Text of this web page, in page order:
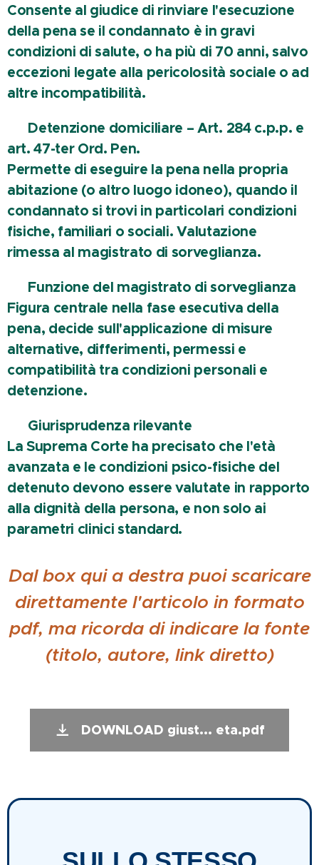
Consente al giudice di rinviare l'esecuzione
della pena se il condannato è in gravi
condizioni di salute, o ha più di 70 anni, salvo
eccezioni legate alla pericolosità sociale o ad
altre incompatibilità.
🔹 Detenzione domiciliare – Art. 284 c.p.p. e
art. 47-ter Ord. Pen.
Permette di eseguire la pena nella propria
abitazione (o altro luogo idoneo), quando il
condannato si trovi in particolari condizioni
fisiche, familiari o sociali. Valutazione
rimessa al magistrato di sorveglianza.
🔹 Funzione del magistrato di sorveglianza
Figura centrale nella fase esecutiva della
pena, decide sull'applicazione di misure
alternative, differimenti, permessi e
compatibilità tra condizioni personali e
detenzione.
🔹 Giurisprudenza rilevante
La Suprema Corte ha precisato che l'età
avanzata e le condizioni psico-fisiche del
detenuto devono essere valutate in rapporto
alla dignità della persona, e non solo ai
parametri clinici standard.
Dal box qui a destra puoi scaricare
direttamente l'articolo in formato
pdf, ma ricorda di indicare la fonte
(titolo, autore, link diretto)
DOWNLOAD giust... eta.pdf